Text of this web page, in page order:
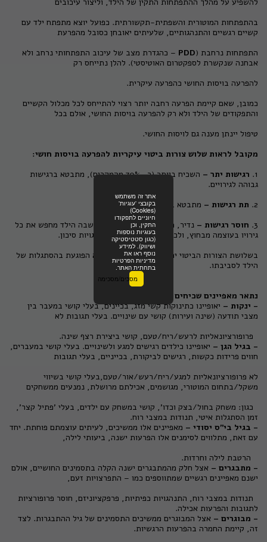
מסכים/מסכימה
אתר זה משתמש
בקובצי 'עוגיות'
(Cookies)
חיוניים לתפקודו
התקין, וכן
בעוגיות נוספות
(כגון סטטיסטיקה
ושיווק). למידע
נוסף ראו את
מדיניות הפרטיות
בתחתית האתר.
להשפיע על מהלך ההתפתחות התקין של הילד, וליצור עיכובים
בהתפתחות המוטורית והשפתית-תקשורתית. כפועל יוצא מתפתח ילד עם
קשיים רגשיים והתנהגותיים, שלעיתים יאובחן כסובל מהפרעת
התפתחות נרחבת (PDD – כהגדרת מצב של עיכוב התפתחותי נרחב ולא
אבחנה שנקשרת לספקטרום האוטיסטי). להלן נתייחס רק
להפרעה בויסות החושי כהפרעה עיקרית.
כמובן, שאם קיימת הפרעה רחבה יותר רצוי להתייחס לכל מכלול הקשיים
והתפקודים של הילד ולא רק להפרעה בויסות החושי, אולם בכל
טיפול יינתן מענה גם לויסות החושי.
מקובל לראות שלוש צורות ביטוי עיקריות להפרעה בויסות חושי:
1. רגישות יתר –
השכיח ביותר (כ- 70% מהמקרים), מתבטא ברגישות
גבוהה לגירויים.
2. תת רגישות – מתבטא ברגישות נמוכה לגירויים.
3. חוסר רגישות – נדיר, מתבטא בהפרעה בויסות שבה הילד מחפש את כל
גירויו בעוצמה מבחוץ, ולכן הפרעה זו כוללת התנהגויות סיכון.
בשלושת הצורות הביטוי יכול להיות דומה – מצוקה הפוגעת בהסתגלות של
הילד לסביבתו.
נתאר מאפיינים שכיחים לפי קבוצות גיל:
- ינקות – יאופיינו כתינוקות קשי מזג, בכיינים, בעלי קושי במעבר בין
מצבי תודעה (שינה ועירות) קושי עם שינויים. בעלי תגובות לא
פרופורציונאליות לרעש/ריח/טעם, קושי ביצירת רצף שינה.
- בגיל הגן – יאופיינו כילדים רגישים למגע ולשינויים. בעלי קושי במעברים,
חווים פרידות כקשות, רגישים לביקורת, בכייניים, בעלי תגובות
לא פרופורציונאליות למגע/ריח/רעש/אור/טעם,בעלי קושי בשיווי
משקל/בתחום המוטורי, מגושמים, אכילתם מרושלת, נמנעים ממשחקים
כגון: משחק בחול/בצק וכדו', קושי במשחק עם ילדים, בעלי 'פתיל קצר',
זמן הסתגלות איטי, תנודות במצבי רוח.
- בגיל בי"ס יסודי – מאפיינים אלו ממשיכים, לעיתים עוצמתם פוחתת. יחד
עם זאת, מתלווים לסימנים אלו הפרעות ישנה, ביעותי לילה,
הרטבת לילה וחרדות.
- מתבגרים – אצל חלק מהמתבגרים ישנה הקלה בתסמינים החושיים, אולם
ישנם מאפיינים רגשיים שמתווספים כמו – התפרצויות זעם,
תנודות במצבי רוח, התנהגויות כפיתיות, פרפקציוניזם, חוסר פרופורציות
לתגובות והפרעות אכילה.
- מבוגרים – אצל המבוגרים ממשיכים התסמינים של גיל ההתבגרות. לצד
זה, קיימת החמרה בהפרעות הרגשיות.